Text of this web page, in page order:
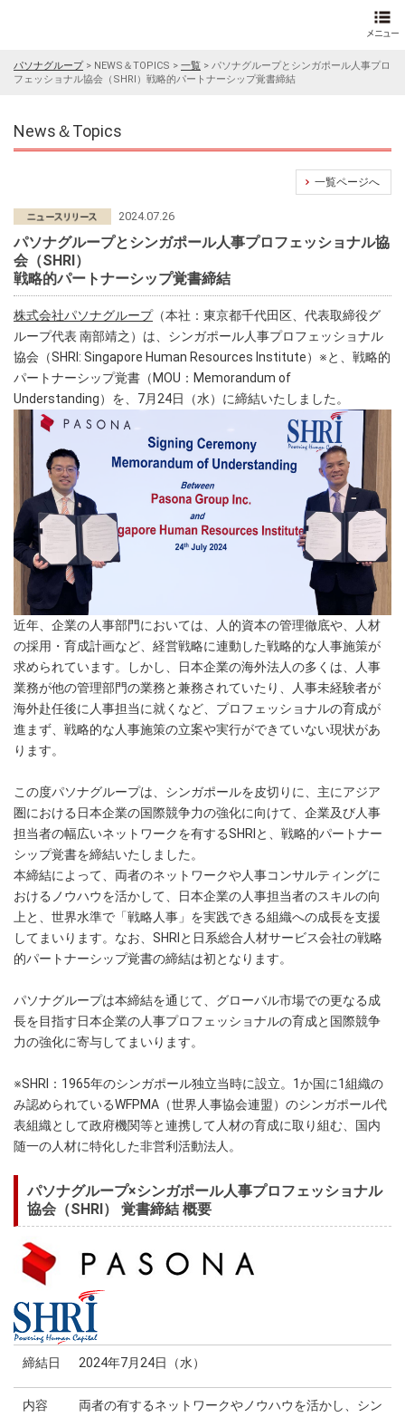
パソナグループ> NEWS＆TOPICS > 一覧 > パソナグループとシンガポール人事プロ
フェッショナル協会（SHRI）戦略的パートナーシップ覚書締結
News＆Topics
一覧ページへ
2024.07.26
パソナグループとシンガポール人事プロフェッショナル協
会（SHRI）
戦略的パートナーシップ覚書締結
株式会社パソナグループ（本社：東京都千代田区、代表取締役グ
ループ代表 南部靖之）は、シンガポール人事プロフェッショナル
協会（SHRI: Singapore Human Resources Institute）※と、戦略的
パートナーシップ覚書（MOU：Memorandum of
Understanding）を、7月24日（水）に締結いたしました。
近年、企業の人事部門においては、人的資本の管理徹底や、人材
の採用・育成計画など、経営戦略に連動した戦略的な人事施策が
求められています。しかし、日本企業の海外法人の多くは、人事
業務が他の管理部門の業務と兼務されていたり、人事未経験者が
海外赴任後に人事担当に就くなど、プロフェッショナルの育成が
進まず、戦略的な人事施策の立案や実行ができていない現状があ
ります。
この度パソナグループは、シンガポールを皮切りに、主にアジア
圏における日本企業の国際競争力の強化に向けて、企業及び人事
担当者の幅広いネットワークを有するSHRIと、戦略的パートナー
シップ覚書を締結いたしました。
本締結によって、両者のネットワークや人事コンサルティングに
おけるノウハウを活かして、日本企業の人事担当者のスキルの向
上と、世界水準で「戦略人事」を実践できる組織への成長を支援
してまいります。なお、SHRIと日系総合人材サービス会社の戦略
的パートナーシップ覚書の締結は初となります。
パソナグループは本締結を通じて、グローバル市場での更なる成
長を目指す日本企業の人事プロフェッショナルの育成と国際競争
力の強化に寄与してまいります。
※SHRI：1965年のシンガポール独立当時に設立。1か国に1組織の
み認められているWFPMA（世界人事協会連盟）のシンガポール代
表組織として政府機関等と連携して人材の育成に取り組む、国内
随一の人材に特化した非営利活動法人。
パソナグループ×シンガポール人事プロフェッショナル
協会（SHRI） 覚書締結 概要
締結日 2024年7月24日（水）
内容
両者の有するネットワークやノウハウを活かし、シン